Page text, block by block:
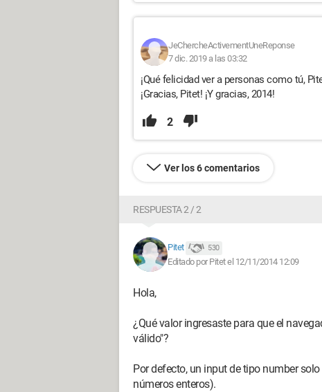
JeChercheActivementUneReponse
7 dic. 2019 a las 03:32
¡Qué felicidad ver a personas como tú,
¡Gracias, Pitet! ¡Y gracias, 2014!
2
Ver los 6 comentarios
RESPUESTA 2 / 2
Pitet 530
Editado por Pitet el 12/11/2014 12:09
Hola,
¿Qué valor ingresaste para que el
válido"?
Por defecto, un input de tipo number
números enteros).